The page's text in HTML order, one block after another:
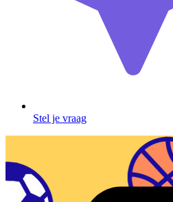
Stel je vraag